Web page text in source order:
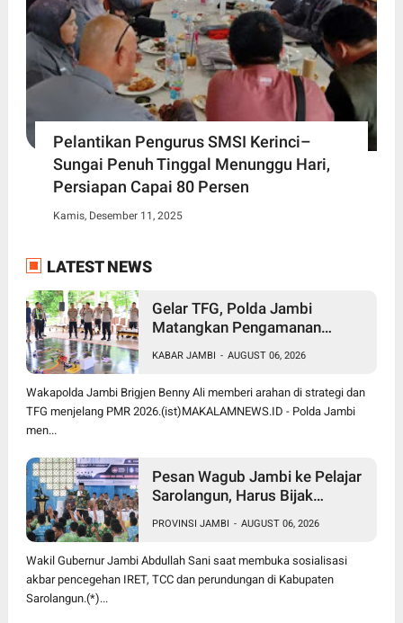
Pelantikan Pengurus SMSI Kerinci–
Sungai Penuh Tinggal Menunggu Hari,
Persiapan Capai 80 Persen
Kamis, Desember 11, 2025
LATEST NEWS
Gelar TFG, Polda Jambi
Matangkan Pengamanan
Libatkan 1.750 Personel
KABAR JAMBI - AUGUST 06, 2026
Wakapolda Jambi Brigjen Benny Ali memberi arahan di strategi dan
TFG menjelang PMR 2026.(ist)MAKALAMNEWS.ID - Polda Jambi
men...
Pesan Wagub Jambi ke Pelajar
Sarolangun, Harus Bijak
Radikalisme dan Perundungan
PROVINSI JAMBI - AUGUST 06, 2026
Wakil Gubernur Jambi Abdullah Sani saat membuka sosialisasi
akbar pencegehan IRET, TCC dan perundungan di Kabupaten
Sarolangun.(*)...